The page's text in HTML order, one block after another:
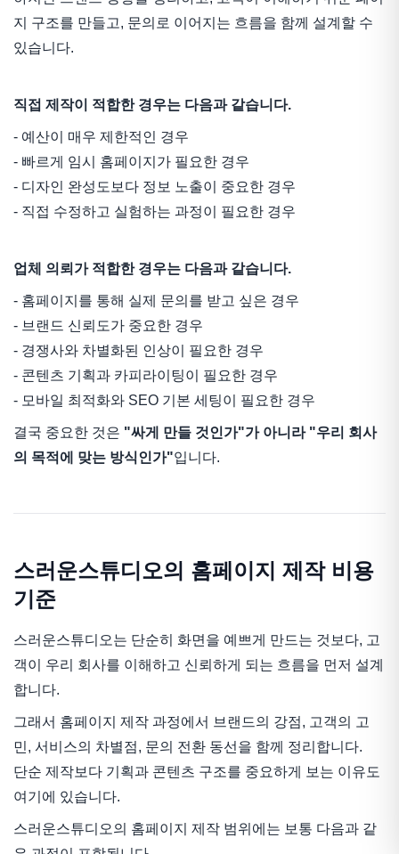
지 구조를 만들고, 문의로 이어지는 흐름을 함께 설계할 수
있습니다.
직접 제작이 적합한 경우는 다음과 같습니다.
- 예산이 매우 제한적인 경우
- 빠르게 임시 홈페이지가 필요한 경우
- 디자인 완성도보다 정보 노출이 중요한 경우
- 직접 수정하고 실험하는 과정이 필요한 경우
업체 의뢰가 적합한 경우는 다음과 같습니다.
- 홈페이지를 통해 실제 문의를 받고 싶은 경우
- 브랜드 신뢰도가 중요한 경우
- 경쟁사와 차별화된 인상이 필요한 경우
- 콘텐츠 기획과 카피라이팅이 필요한 경우
- 모바일 최적화와 SEO 기본 세팅이 필요한 경우
결국 중요한 것은 "싸게 만들 것인가"가 아니라 "우리 회사
의 목적에 맞는 방식인가"입니다.
스러운스튜디오의 홈페이지 제작 비용
기준
스러운스튜디오는 단순히 화면을 예쁘게 만드는 것보다, 고
객이 우리 회사를 이해하고 신뢰하게 되는 흐름을 먼저 설계
합니다.
그래서 홈페이지 제작 과정에서 브랜드의 강점, 고객의 고
민, 서비스의 차별점, 문의 전환 동선을 함께 정리합니다.
단순 제작보다 기획과 콘텐츠 구조를 중요하게 보는 이유도
여기에 있습니다.
스러운스튜디오의 홈페이지 제작 범위에는 보통 다음과 같